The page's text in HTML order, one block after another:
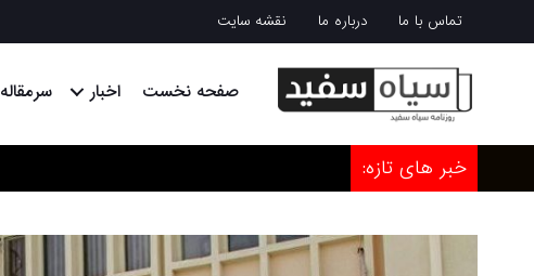
تماس با ما درباره ما نقشه سایت
صفحه نخست اخبار سرمقاله
خبر های تازه: